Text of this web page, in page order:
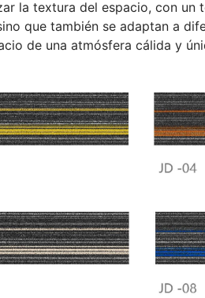
la textura del espacio, con
que también se adaptan a
de una atmósfera cálida y